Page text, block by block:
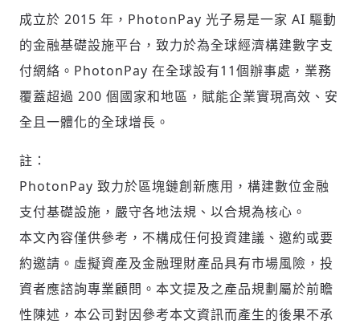
成立於 2015 年，PhotonPay 光子易是一家 AI 驅動
的金融基礎設施平台，致力於為全球經濟構建數字支
付網絡。 PhotonPay 在全球設有11個辦事處，業務
覆蓋超過 200 個國家和地區，賦能企業實現高效、安
全且一體化的全球增長。
註：
PhotonPay 致力於區塊鏈創新應用，構建數位金融
支付基礎設施，嚴守各地法規、以合規為核心。
本文內容僅供參考，不構成任何投資建議、邀約或要
約邀請。虛擬資產及金融理財產品具有市場風險，投
資者應諮詢專業顧問。本文提及之產品規劃屬於前瞻
性陳述，本公司對因參考本文資訊而產生的後果不承